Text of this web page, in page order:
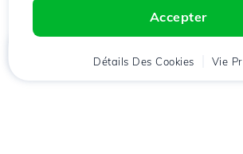
Accepter
Détails Des Cookies Vie
Client Panier